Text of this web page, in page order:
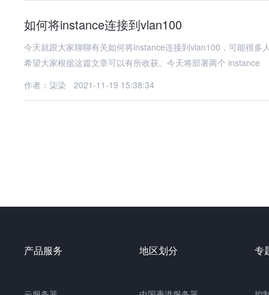
如何将instance连接到vlan100
今天就跟大家聊聊有关如何将instance连接到vlan100，可能很
希望大家根据这篇文章可以有所收获。今天将部署两个 instance
作者：柒染
2021-11-19 15:38:34
产品服务 地区划分 专